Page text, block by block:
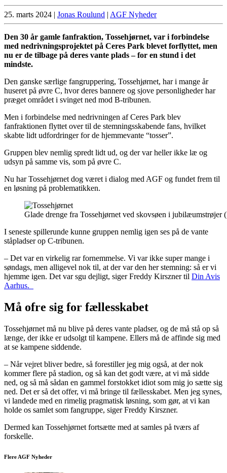
25. marts 2024 | Jonas Roulund | AGF Nyheder
Den 30 år gamle fanfraktion, Tossehjørnet, var i forbindelse
med nedrivningsprojektet på Ceres Park blevet forflyttet, men
nu er de tilbage på deres vante plads – for en stund i det
mindste.
Den ganske særlige fangruppering, Tossehjørnet, har i mange år
huseret på øvre C, hvor deres bannere og sjove personligheder har
præget området i svinget ned mod B-tribunen.
Men i forbindelse med nedrivningen af Ceres Park blev
fanfraktionen flyttet over til de stemningsskabende fans, hvilket
skabte lidt udfordringer for de hjemmevante “tosser”.
Gruppen blev nemlig spredt lidt ud, og der var heller ikke læ og
udsyn på samme vis, som på øvre C.
Nu har Tossehjørnet dog været i dialog med AGF og fundet frem til
en løsning på problematikken.
Glade drenge fra Tossehjørnet ved skovsøen i jubilæumstrøjer
I seneste spillerunde kunne gruppen nemlig igen ses på de vante
ståpladser op C-tribunen.
– Det var en virkelig rar fornemmelse. Vi var ikke super mange i
søndags, men alligevel nok til, at der var den her stemning: så er vi
hjemme igen. Det var sgu dejligt, siger Freddy Kirszner til Din Avis
Aarhus.
Må ofre sig for fællesskabet
Tossehjørnet må nu blive på deres vante pladser, og de må stå op så
længe, der ikke er udsolgt til kampene. Ellers må de affinde sig med
at se kampene siddende.
– Når vejret bliver bedre, så forestiller jeg mig også, at der nok
kommer flere på stadion, og så kan det godt være, at vi må sidde
ned, og så må sådan en gammel forstokket idiot som mig jo sætte sig
ned. Det er så det offer, vi må bringe til fællesskabet. Men jeg synes,
vi landede med en rimelig pragmatisk løsning, som gør, at vi kan
holde os samlet som fangruppe, siger Freddy Kirszner.
Dermed kan Tossehjørnet fortsætte med at samles på tværs af
forskelle.
Flere AGF Nyheder